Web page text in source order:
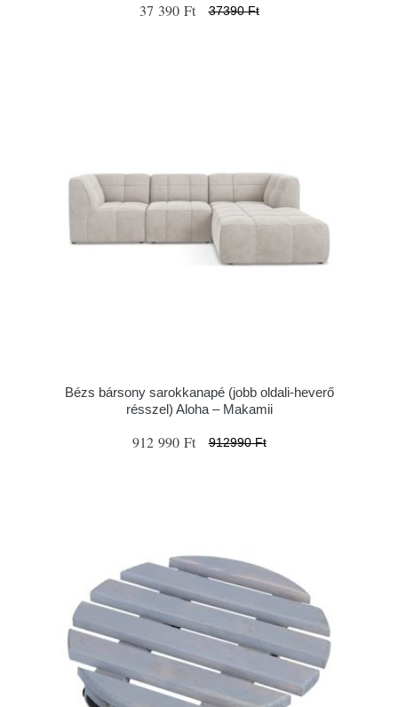
37 390 Ft 37390 Ft
Bézs bársony sarokkanapé (jobb oldali-heverő
résszel) Aloha – Makamii
912 990 Ft 912990 Ft